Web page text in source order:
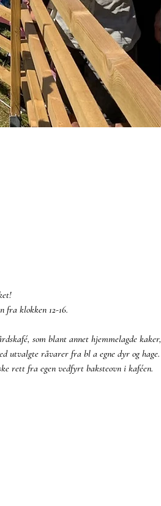
fra klokken 12-16.
som blant annet hjemmelagde kaker,
utvalgte råvarer fra bl a egne dyr og hage.
rett fra egen vedfyrt baksteovn i kaféen.